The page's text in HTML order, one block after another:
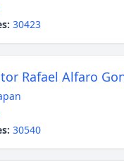
30423
Rafael Alfaro
30540